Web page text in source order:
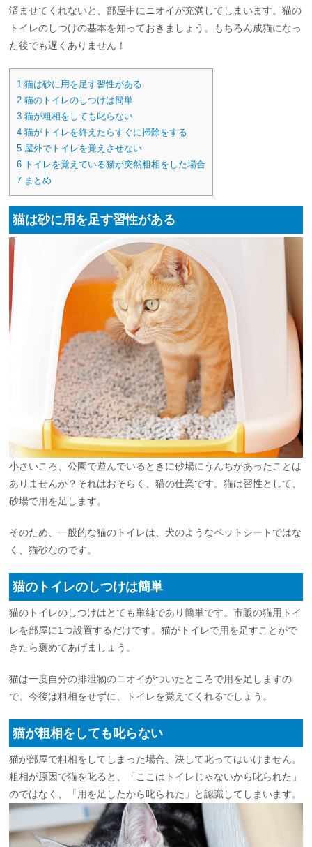
済ませてくれないと、部屋中にニオイが充満してしまいます。猫の
トイレのしつけの基本を知っておきましょう。もちろん成猫になっ
た後でも遅くありません！
1 猫は砂に用を足す習性がある
2 猫のトイレのしつけは簡単
3 猫が粗相をしても叱らない
4 猫がトイレを終えたらすぐに掃除をする
5 屋外でトイレを覚えさせない
6 トイレを覚えている猫が突然粗相をした場合
7 まとめ
猫は砂に用を足す習性がある
小さいころ、公園で遊んでいるときに砂場にうんちがあったことは
ありませんか？それはおそらく、猫の仕業です。猫は習性として、
砂場で用を足します。
そのため、一般的な猫のトイレは、犬のようなペットシートではな
く、猫砂なのです。
猫のトイレのしつけは簡単
猫のトイレのしつけはとても単純であり簡単です。市販の猫用トイ
レを部屋に1つ設置するだけです。猫がトイレで用を足すことがで
きたら褒めてあげましょう。
猫は一度自分の排泄物のニオイがついたところで用を足しますの
で、今後は粗相をせずに、トイレを覚えてくれるでしょう。
猫が粗相をしても叱らない
猫が部屋で粗相をしてしまった場合、決して叱ってはいけません。
粗相が原因で猫を叱ると、「ここはトイレじゃないから叱られた」
のではなく、「用を足したから叱られた」と認識してしまいます。